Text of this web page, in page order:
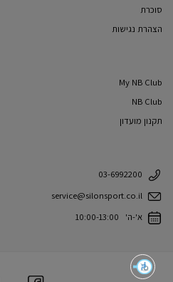
סוכרת
הצהרת נגישות
My NB Club
NB Club
תקנון מועדון
03-6992200
service@silonsport.co.il
א'-ה' 10:00-13:00